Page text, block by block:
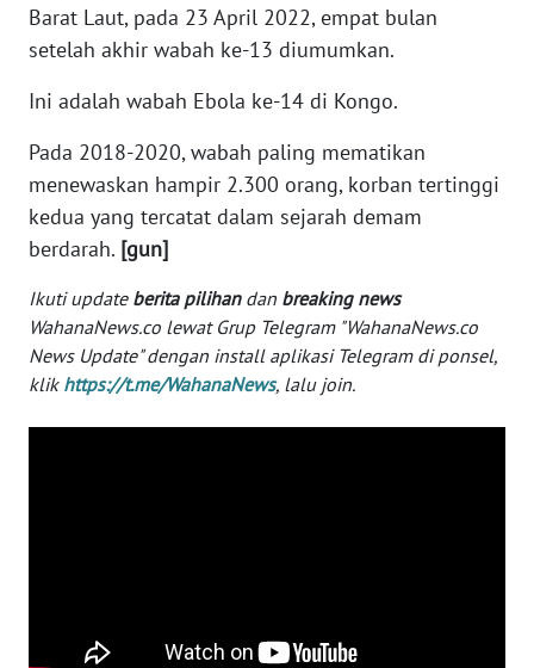
Barat Laut, pada 23 April 2022, empat bulan
setelah akhir wabah ke-13 diumumkan.
Ini adalah wabah Ebola ke-14 di Kongo.
Pada 2018-2020, wabah paling mematikan
menewaskan hampir 2.300 orang, korban tertinggi
kedua yang tercatat dalam sejarah demam
berdarah. [gun]
Ikuti update berita pilihandan breaking news
WahanaNews.co lewat Grup Telegram "WahanaNews.co
News Update" dengan install aplikasi Telegram di ponsel,
klik https://t.me/WahanaNews, lalu join.
PEDOMAN
MEDIA
SIBER
KARIR
DISCLAIMER
Wahana
News
Regional
WN